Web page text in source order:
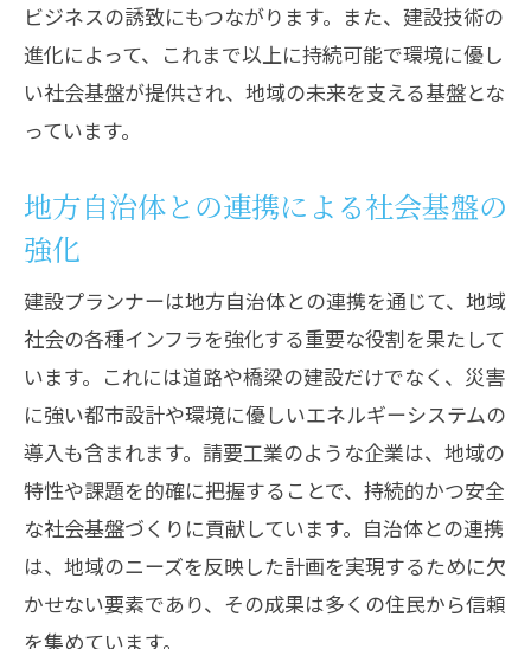
住民参加型のプロジェクト推進方法
地域固有の課題解決に向けたアプローチ
技術と創造性で地域の未来を創る建設プラン
最先端技術を活用した革新的な建設手法
法
地域の特性を生かした設計コンセプト
建設技術の進化とそれがもたらす可能性
創造性を引き出すためのプランナーの視
点
テクノロジーがもたらす新しい建設の形
建設業界と地域社会の発展を結ぶ架け橋とし
てのプランナー
建設業界と地域社会の双方向コミュニケ
ビジネスの誘致にもつながります。また、建設技術の
進化によって、これまで以上に持続可能で環境に優し
い社会基盤が提供され、地域の未来を支える基盤とな
っています。
地方自治体との連携による社会基盤の
強化
建設プランナーは地方自治体との連携を通じて、地域
社会の各種インフラを強化する重要な役割を果たして
います。これには道路や橋梁の建設だけでなく、災害
に強い都市設計や環境に優しいエネルギーシステムの
導入も含まれます。請要工業のような企業は、地域の
特性や課題を的確に把握することで、持続的かつ安全
な社会基盤づくりに貢献しています。自治体との連携
は、地域のニーズを反映した計画を実現するために欠
かせない要素であり、その成果は多くの住民から信頼
を集めています。